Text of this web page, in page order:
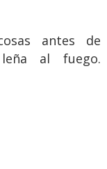
antes de
al fuego.